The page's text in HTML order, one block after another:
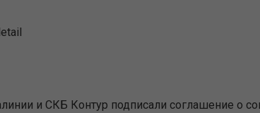
и СКБ Контур подписали соглашение о